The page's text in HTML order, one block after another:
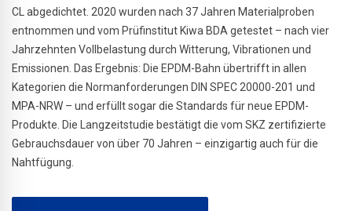
CL abgedichtet. 2020 wurden nach 37 Jahren Materialproben
entnommen und vom Prüfinstitut Kiwa BDA getestet – nach vier
Jahrzehnten Vollbelastung durch Witterung, Vibrationen und
Emissionen. Das Ergebnis: Die EPDM-Bahn übertrifft in allen
Kategorien die Normanforderungen DIN SPEC 20000-201 und
MPA-NRW – und erfüllt sogar die Standards für neue EPDM-
Produkte. Die Langzeitstudie bestätigt die vom SKZ zertifizierte
Gebrauchsdauer von über 70 Jahren – einzigartig auch für die
Nahtfügung.